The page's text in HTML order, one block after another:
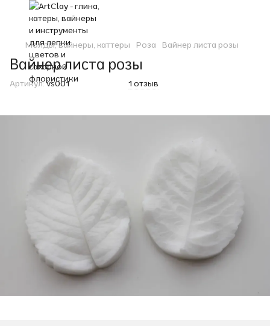
Молды, вайнеры, каттеры Роза Вайнер листа розы
Вайнер листа розы
Артикул:vs001 1 отзыв